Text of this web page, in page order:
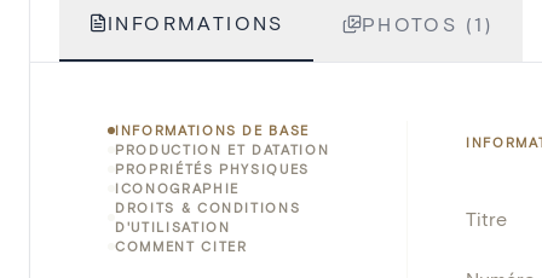
INFORMATIONS PHOTOS (1)
INFORMATIONS DE BASE
PRODUCTION ET DATATION
PROPRIÉTÉS PHYSIQUES
ICONOGRAPHIE
DROITS & CONDITIONS
D'UTILISATION
COMMENT CITER
Titre